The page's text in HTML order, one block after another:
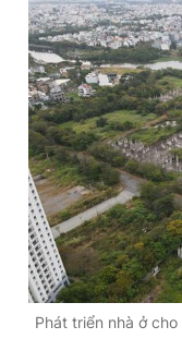
Phát triển nhà ở